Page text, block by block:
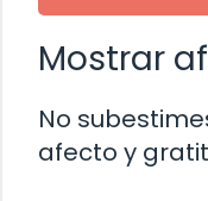
Mostrar
No
afecto y